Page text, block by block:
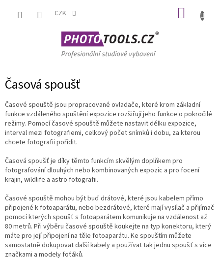
CZK
Časová spoušť
Časové spouště jsou propracované ovladače, které krom základní
funkce vzdáleného spuštění expozice rozšiřují jeho funkce o pokročilé
režimy. Pomocí časové spouště můžete nastavit délku expozice,
interval mezi fotografiemi, celkový počet snímků i dobu, za kterou
chcete fotografii pořídit.
Časová spoušť je díky těmto funkcím skvělým doplňkem pro
fotografování dlouhých nebo kombinovaných expozic a pro focení
krajin, wildlife a astro fotografii.
Časové spouště mohou být buď drátové, které jsou kabelem přímo
připojené k fotoaparátu, nebo bezdrátové, které mají vysílač a přijímač
pomocí kterých spoušť s fotoaparátem komunikuje na vzdálenost až
80 metrů. Při výběru časové spouště koukejte na typ konektoru, který
máte pro její připojení na těle fotoaparátu. Ke spouštím můžete
samostatně dokupovat další kabely a používat tak jednu spoušť s více
značkami a modely foťáků.